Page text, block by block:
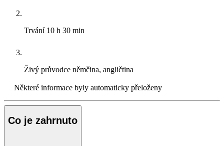
Trvání 10 h 30 min
Živý průvodce němčina, angličtina
Některé informace byly automaticky přeloženy
Co je zahrnuto